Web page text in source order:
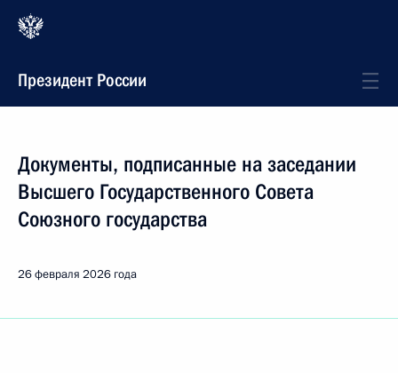
Президент России
Документы, подписанные на заседании
Высшего Государственного Совета
Союзного государства
26 февраля 2026 года